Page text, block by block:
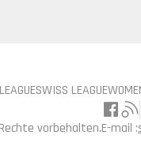
SWISS LEAGUE
vorbehalten.E-mail :